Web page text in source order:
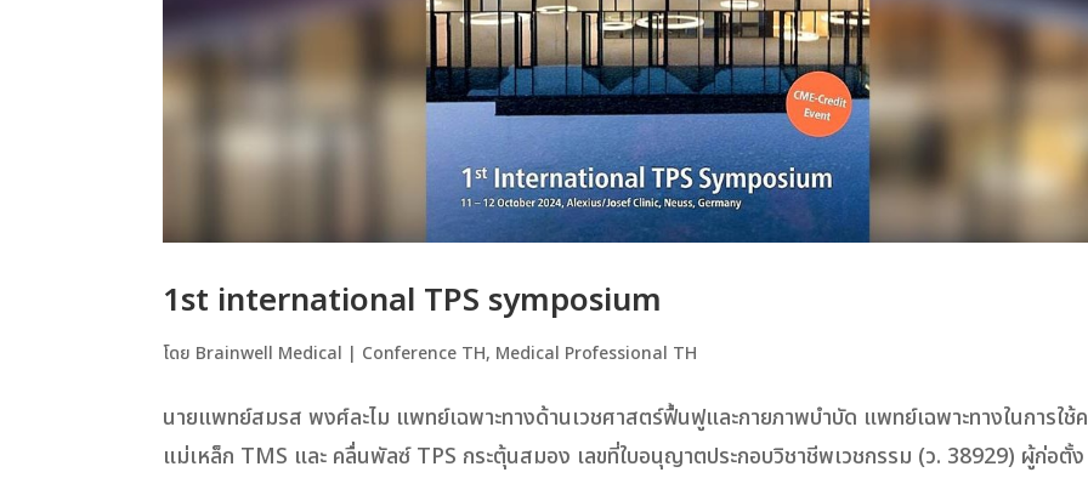
1st international TPS symposium
โดย Brainwell Medical | Conference TH, Medical Professional TH
นายแพทย์สมรส พงศ์ละไม แพทย์เฉพาะทางด้านเวชศาสตร์ฟื้นฟูและกายภาพบำบัด แพทย์เฉพาะทางในการใช้
แม่เหล็ก TMS และ คลื่นพัลซ์ TPS กระตุ้นสมอง เลขที่ใบอนุญาตประกอบวิชาชีพเวชกรรม (ว. 38929) ผู้ก่อตั้ง